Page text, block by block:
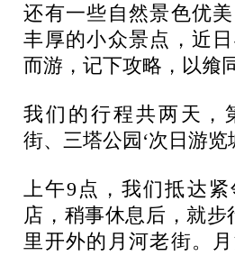
还有一些自然景色优
丰厚的小众景点，近
而游，记下攻略，以飨
我们的行程共两天，
街、三塔公园‘次日游览
上午9点，我们抵达
店，稍事休息后，就步
里开外的月河老街。